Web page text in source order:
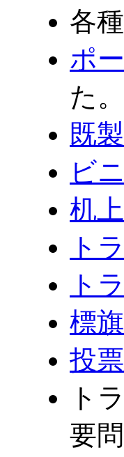
各
ポ
た。
既
ビ
机
ト
ト
標
投
ト
要